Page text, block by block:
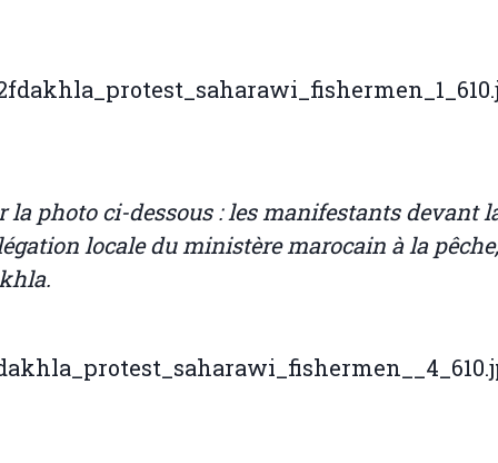
la photo ci-dessous : les manifestants devant
locale du ministère marocain à la